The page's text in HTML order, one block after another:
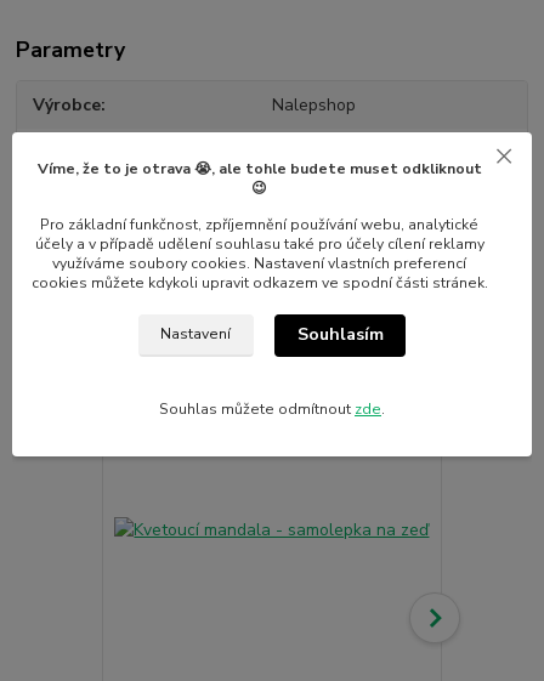
Parametry
Výrobce Nalepshop
4
Víme, že to je otrava 😭, ale tohle budete muset odkliknout
😉
Pro základní funkčnost, zpříjemnění používání webu, analytické
účely a v případě udělení souhlasu také pro účely cílení reklamy
využíváme soubory cookies. Nastavení vlastních preferencí
cookies můžete kdykoli upravit odkazem ve spodní části stránek.
Nastavení Souhlasím
Souhlas můžete odmítnout zde.